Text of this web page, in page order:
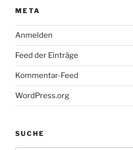
META
Anmelden
Feed der Einträge
Kommentar-Feed
WordPress.org
SUCHE